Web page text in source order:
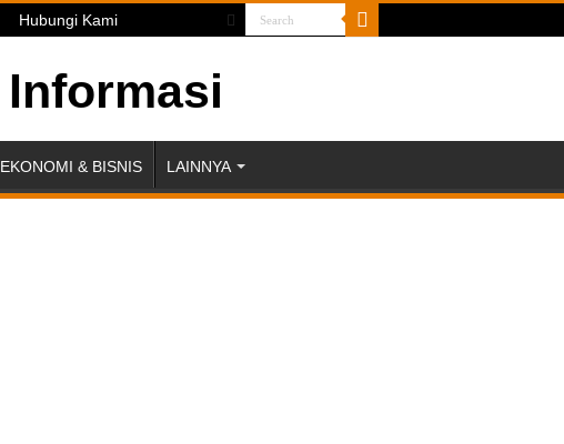
Hubungi Kami
EKONOMI & BISNIS LAINNYA